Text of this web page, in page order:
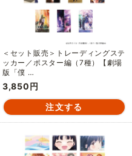
＜セット販売＞トレーディングステ
ッカー／ポスター編（7種）【劇場
版「僕 …
3,850円